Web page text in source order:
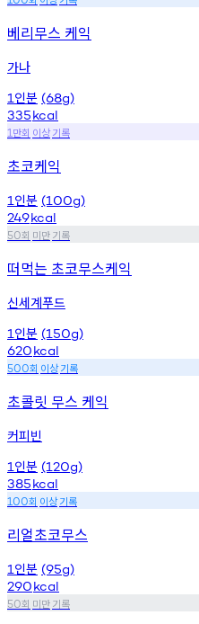
베리무스 케익
가나
1 인분 (68g)
335kcal
1 만회 이상기록
초코케익
1 인분 (100g)
249kcal
50회 미만기록
떠먹는 초코무스케익
신세계푸드
1 인분 (150g)
620kcal
500회 이상기록
초콜릿 무스 케익
커피빈
1 인분 (120g)
385kcal
100회 이상기록
리얼초코무스
1 인분 (95g)
290kcal
50회 미만기록